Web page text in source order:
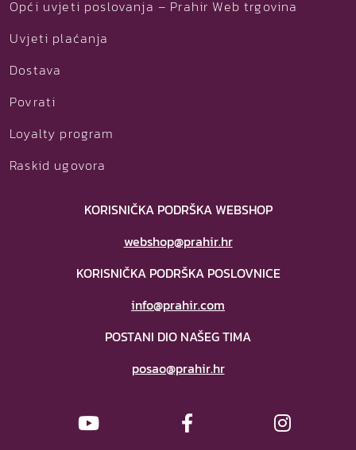
Opći uvjeti poslovanja – Prahir Web trgovina
Uvjeti plaćanja
Dostava
Povrati
Loyalty program
Raskid ugovora
KORISNIČKA PODRŠKA WEBSHOP
webshop@prahir.hr
KORISNIČKA PODRŠKA POSLOVNICE
info@prahir.com
POSTANI DIO NAŠEG TIMA
posao@prahir.hr